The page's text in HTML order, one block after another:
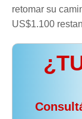
retomar su
US$1.100